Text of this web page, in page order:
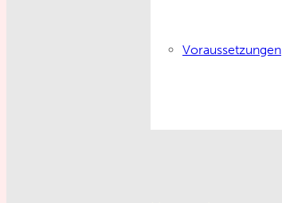
Voraussetzungen